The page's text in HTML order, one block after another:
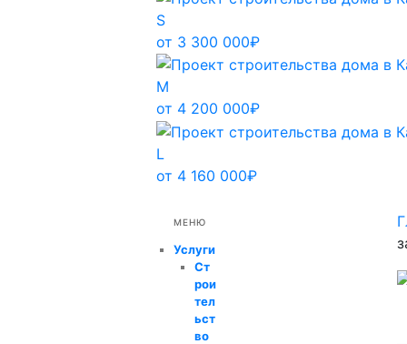
S
от 3 300 000₽
M
от 4 200 000₽
L
от 4 160 000₽
МЕНЮ
Услуги
Ст
рои
тел
ьст
во